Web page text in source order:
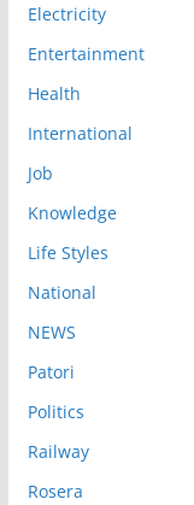
Electricity
Entertainment
Health
International
Job
Knowledge
Life Styles
National
NEWS
Patori
Politics
Railway
Rosera